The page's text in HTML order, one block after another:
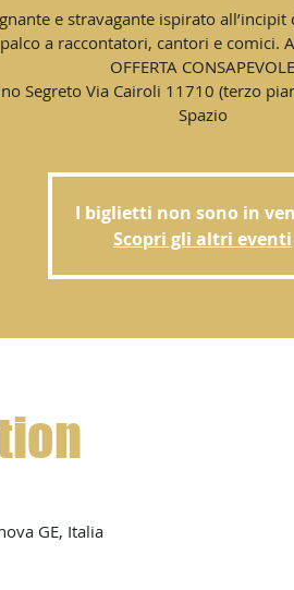
e stravagante ispirato
a raccontatori, cantori e comici.
OFFERTA CONSAPEVOLE
Segreto Via Cairoli 11710 (terzo
Spazio
I biglietti non sono in
Scopri gli altri eventi
GE, Italia